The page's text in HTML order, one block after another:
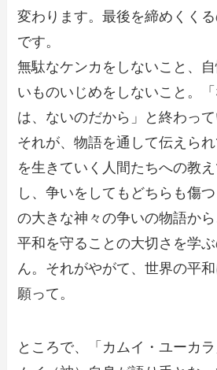
変わります。最後を締めくく
です。
無駄なケンカをしないこと、
いものいじめをしないこと。
は、ないのだから」と終わって
それが、物語を通して伝えら
を生きていく人間たちへの教
し、争いをしてもどちらも傷
の大きな神々の争いの物語か
平和を守ることの大切さを学
ん。それがやがて、世界の平
願って。
ところで、「カムイ・ユーカ